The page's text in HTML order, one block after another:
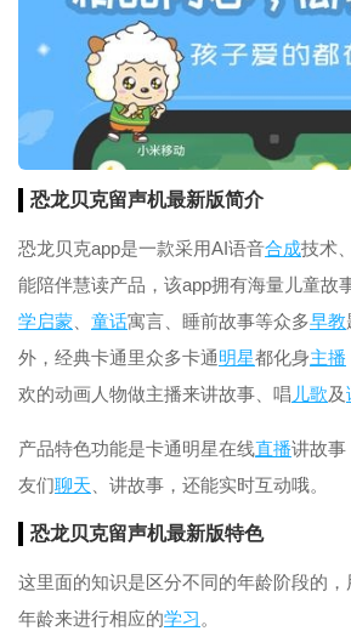
恐龙贝克留声机最新版简介
恐龙贝克app是一款采用AI语音合成技术
能陪伴慧读产品，该app拥有海量儿童故
学启蒙 童话寓言、睡前故事等众多早教
外，经典卡通里众多卡通明星都化身主播
欢的动画人物做主播来讲故事、唱 儿歌及
产品特色功能是卡通明星在线直播讲故事
友们聊天 、讲故事，还能实时互动哦。
恐龙贝克留声机最新版特色
这里面的知识是区分不同的年龄阶段的
年龄来进行相应的学习 。